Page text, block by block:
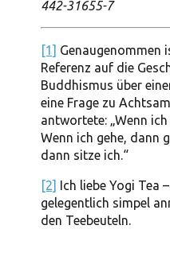
442-31655-7
[1] Genaugenommen
Referenz auf die
Buddhismus über
eine Frage zu
antwortete: „Wenn
Wenn ich gehe, dann
dann sitze ich.“
[2] Ich liebe Yogi Tea
gelegentlich simpel
den Teebeuteln.